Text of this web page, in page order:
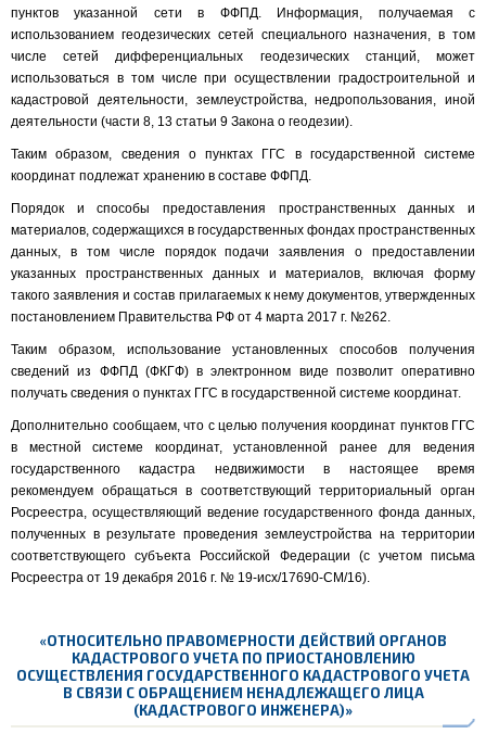
пунктов указанной сети в ФФПД. Информация, получаемая с
использованием геодезических сетей специального назначения, в том
числе сетей дифференциальных геодезических станций, может
использоваться в том числе при осуществлении градостроительной и
кадастровой деятельности, землеустройства, недропользования, иной
деятельности (части 8, 13 статьи 9 Закона о геодезии).
Таким образом, сведения о пунктах ГГС в государственной системе
координат подлежат хранению в составе ФФПД.
Порядок и способы предоставления пространственных данных и
материалов, содержащихся в государственных фондах пространственных
данных, в том числе порядок подачи заявления о предоставлении
указанных пространственных данных и материалов, включая форму
такого заявления и состав прилагаемых к нему документов, утвержденных
постановлением Правительства РФ от 4 марта 2017 г. №262.
Таким образом, использование установленных способов получения
сведений из ФФПД (ФКГФ) в электронном виде позволит оперативно
получать сведения о пунктах ГГС в государственной системе координат.
Дополнительно сообщаем, что с целью получения координат пунктов ГГС
в местной системе координат, установленной ранее для ведения
государственного кадастра недвижимости в настоящее время
рекомендуем обращаться в соответствующий территориальный орган
Росреестра, осуществляющий ведение государственного фонда данных,
полученных в результате проведения землеустройства на территории
соответствующего субъекта Российской Федерации (с учетом письма
Росреестра от 19 декабря 2016 г. № 19-исх/17690-СМ/16).
«ОТНОСИТЕЛЬНО ПРАВОМЕРНОСТИ ДЕЙСТВИЙ ОРГАНОВ
КАДАСТРОВОГО УЧЕТА ПО ПРИОСТАНОВЛЕНИЮ
ОСУЩЕСТВЛЕНИЯ ГОСУДАРСТВЕННОГО КАДАСТРОВОГО УЧЕТА
В СВЯЗИ С ОБРАЩЕНИЕМ НЕНАДЛЕЖАЩЕГО ЛИЦА
(КАДАСТРОВОГО ИНЖЕНЕРА)»